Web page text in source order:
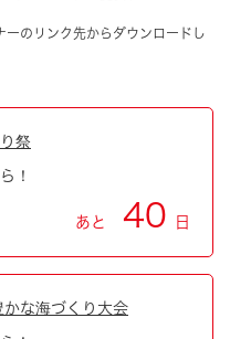
のリンク先からダウンロードし
祭
！
あと 40 日
な海づくり大会